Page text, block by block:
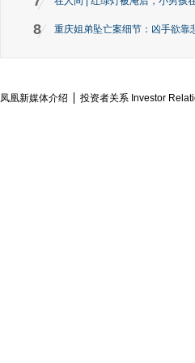
8 重庆姐弟坠亡案细节：凶手欲靠
凤凰新媒体介绍 投资者关系 Investor